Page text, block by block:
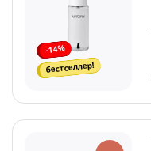
-14%
бестселлер!